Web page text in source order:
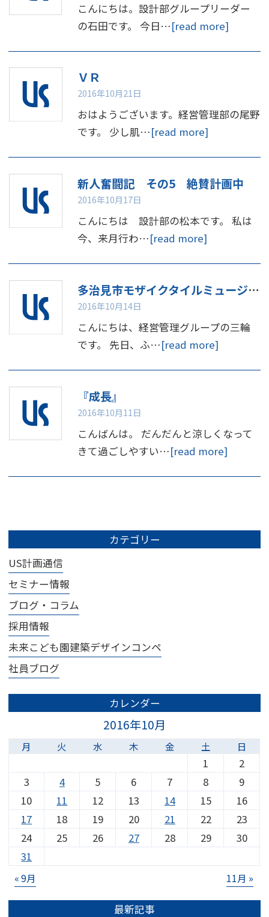
こんにちは。設計部グループリーダー
の石田です。 今日…[read more]
ＶＲ
2016年10月21日
おはようございます。経営管理部の尾野
です。 少し肌…[read more]
新人奮闘記 その5 絶賛計画中
2016年10月17日
こんにちは 設計部の松本です。 私は
今、来月行わ…[read more]
多治見市モザイクタイルミュージアムへ行く！（予定）
2016年10月14日
こんにちは、経営管理グループの三輪
です。 先日、ふ…[read more]
『成長』
2016年10月11日
こんばんは。 だんだんと涼しくなって
きて過ごしやすい…[read more]
カテゴリー
US計画通信
セミナー情報
ブログ・コラム
採用情報
未来こども園建築デザインコンペ
社員ブログ
カレンダー
2016年10月
月 火 水 木 金 土 日
« 9月 11月 »
1
2
3
4 5 6 7 8
9
10
11 12 13 14 15
16
17
18 19 20 21 22
23
24
25 26 27 28 29
30
31
最新記事